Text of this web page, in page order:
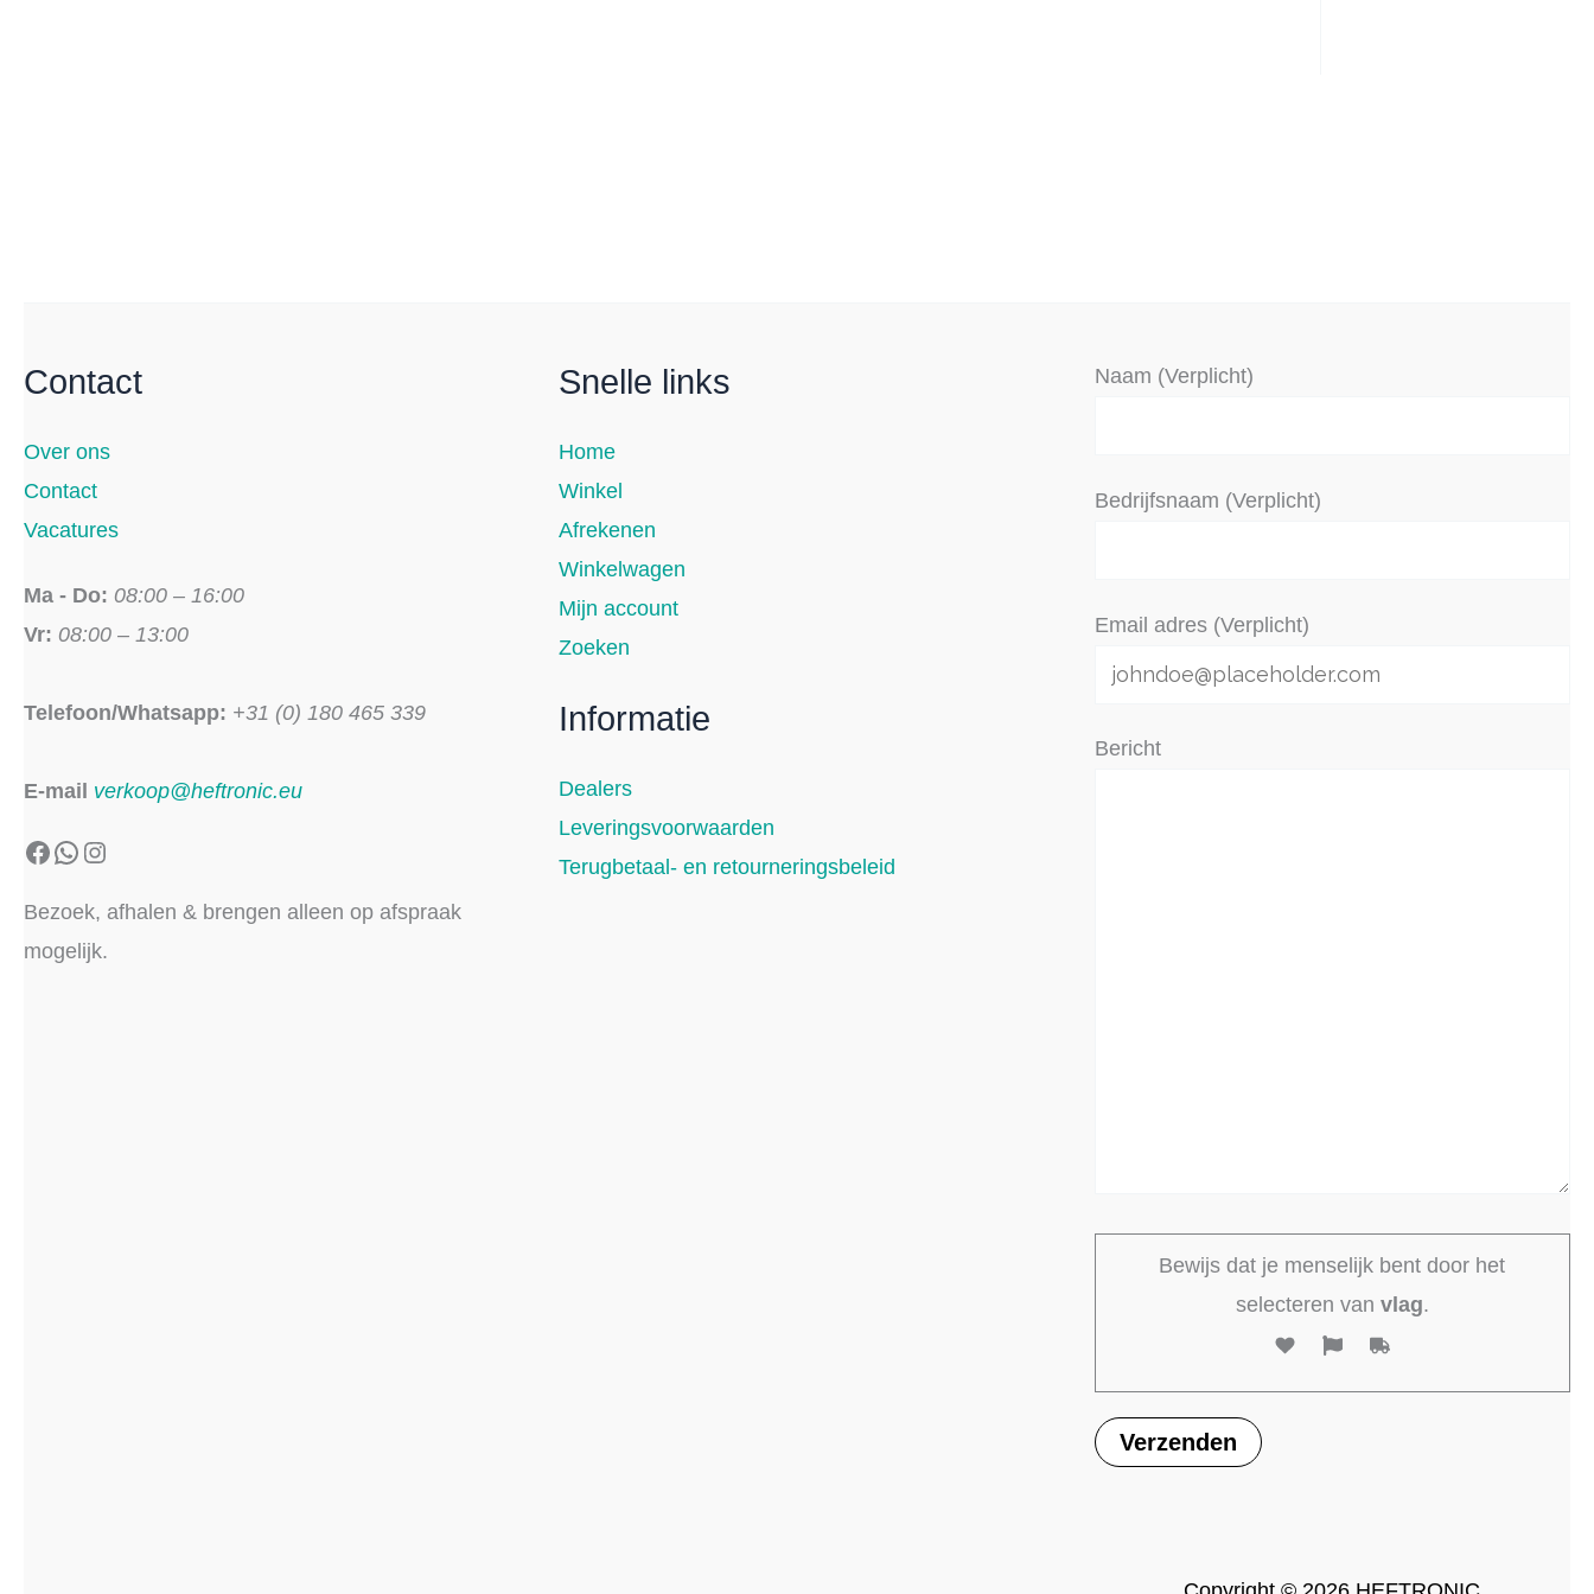
Contact
Over ons
Contact
Vacatures
Ma - Do: 08:00 – 16:00
Vr: 08:00 – 13:00
Telefoon/Whatsapp: +31 (0) 180 465 339
E-mail verkoop@heftronic.eu
Facebook
WhatsApp
Instagram
Bezoek, afhalen & brengen alleen op afspraak
mogelijk.
Snelle links
Home
Winkel
Afrekenen
Winkelwagen
Mijn account
Zoeken
Informatie
Dealers
Leveringsvoorwaarden
Terugbetaal- en retourneringsbeleid
Naam (Verplicht)
Bedrijfsnaam (Verplicht)
Email adres (Verplicht)
Bericht
Bewijs dat je menselijk bent door het
selecteren van vlag.